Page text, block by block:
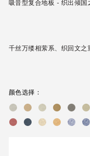
吸音型复合地板 - 织出倾国
千丝万缕相萦系、织回文之
颜色选择：